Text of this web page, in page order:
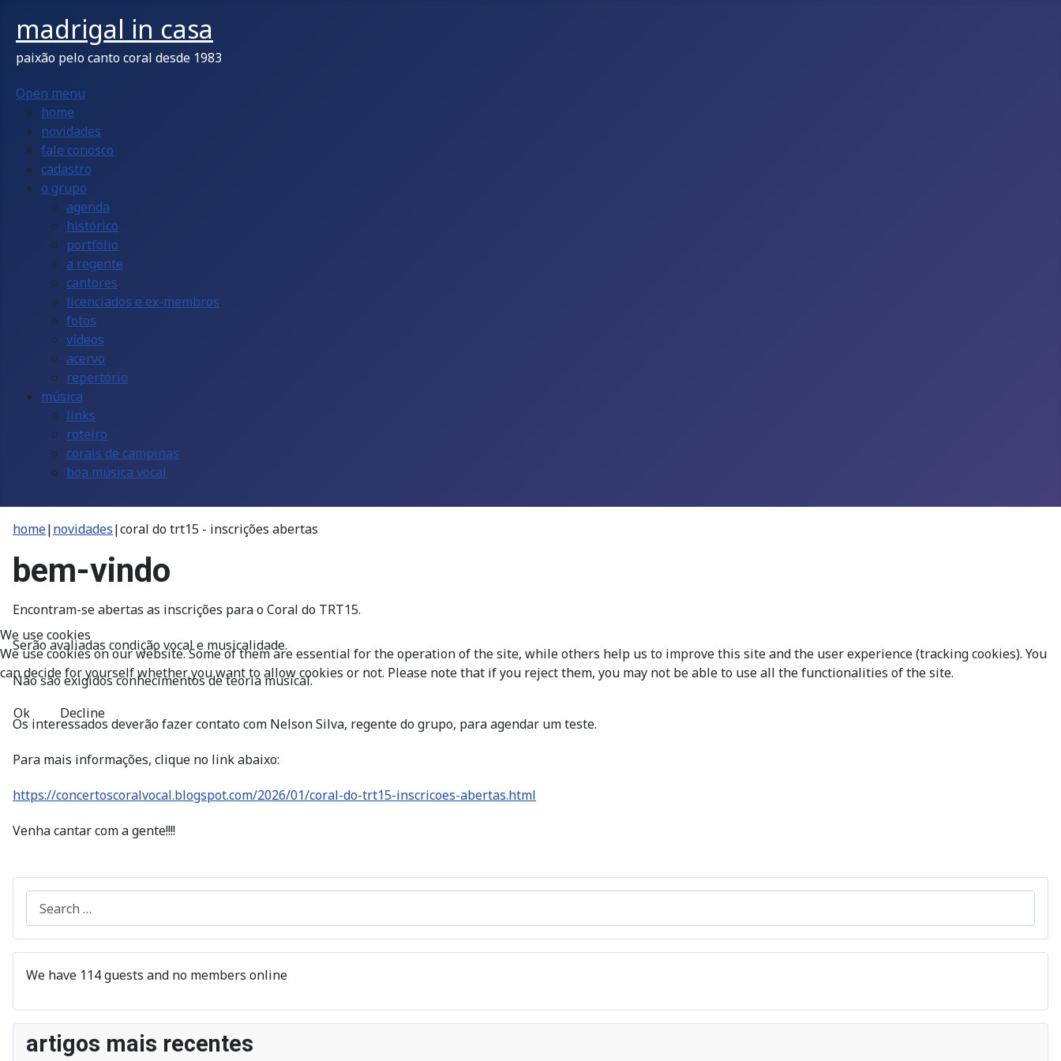
madrigal in casa
paixão pelo canto coral desde 1983
Open menu
home
novidades
fale conosco
cadastro
o grupo
agenda
histórico
portfólio
a regente
cantores
licenciados e ex-membros
fotos
vídeos
acervo
repertório
música
links
roteiro
corais de campinas
boa música vocal
home|novidades|coral do trt15 - inscrições abertas
bem-vindo
Encontram-se abertas as inscrições para o Coral do TRT15.
Serão avaliadas condição vocal e musicalidade.
Não são exigidos conhecimentos de teoria musical.
Os interessados deverão fazer contato com Nelson Silva, regente do grupo, para agendar um teste.
Para mais informações, clique no link abaixo:
https://concertoscoralvocal.blogspot.com/2026/01/coral-do-trt15-inscricoes-abertas.html
Venha cantar com a gente!!!!
We have 114 guests and no members online
artigos mais recentes
We use cookies
We use cookies on our website. Some of them are essential for the operation of the site, while others help us to improve this site and the user experience (tracking cookies). You
can decide for yourself whether you want to allow cookies or not. Please note that if you reject them, you may not be able to use all the functionalities of the site.
Ok Decline